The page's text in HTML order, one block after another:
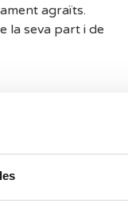
agraïts.
la seva part i de